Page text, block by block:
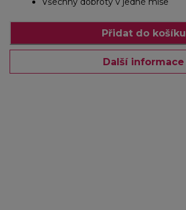
Přidat do košíku
Další informace